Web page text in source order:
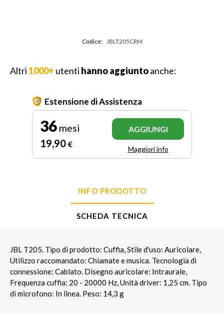
Codice: JBLT205CRM
Altri 1000+ utenti hanno aggiuntoanche:
Estensione di Assistenza
36 mesi
19,90 €
AGGIUNGI
Maggiori info
INFO PRODOTTO
SCHEDA TECNICA
JBL T205. Tipo di prodotto: Cuffia, Stile d'uso: Auricolare,
Utilizzo raccomandato: Chiamate e musica. Tecnologia di
connessione: Cablato. Disegno auricolare: Intraurale,
Frequenza cuffia: 20 - 20000 Hz, Unità driver: 1,25 cm. Tipo
di microfono: In linea. Peso: 14,3 g